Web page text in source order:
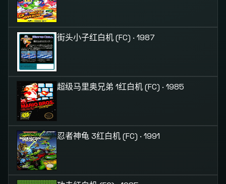
街头小子红白机 (FC) · 1987
超级马里奥兄弟 1红白机 (FC) · 1985
忍者神龟 3红白机 (FC) · 1991